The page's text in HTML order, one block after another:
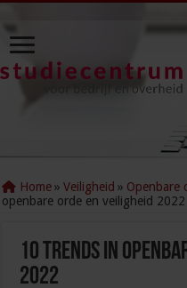
Home » Veiligheid » Openbare
openbare orde en veiligheid 2022
10 Trends in
2022